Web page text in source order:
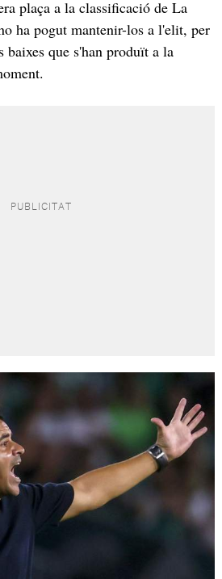
plaça a la classificació de La
ha pogut mantenir-los a l'elit, per
baixes que s'han produït a la